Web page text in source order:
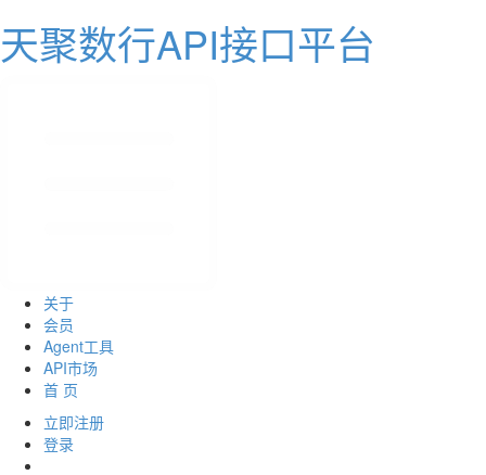
天聚数行API接口平台
关于
会员
Agent工具
API市场
首 页
立即注册
登录